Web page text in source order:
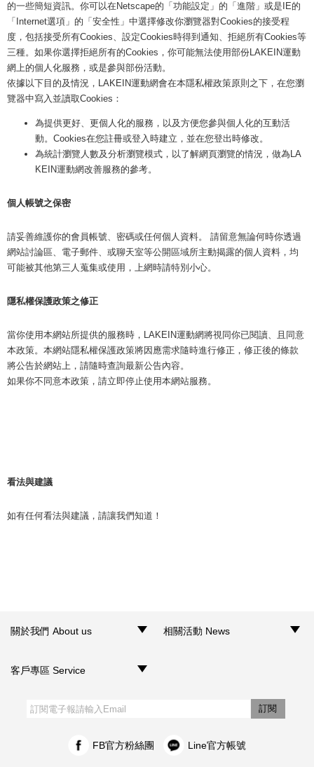
的一些簡短資訊。你可以在Netscape的「功能設定」的「進階」或是IE的
「Internet選項」的「安全性」中選擇修改你瀏覽器對Cookies的接受程
度，包括接受所有Cookies、設定Cookies時得到通知、拒絕所有Cookies等
三種。如果你選擇拒絕所有的Cookies，你可能無法使用部份LAKEIN運動
網上的個人化服務，或是參與部份活動。
依據以下目的及情況，LAKEIN運動網會在本隱私權政策原則之下，在您瀏
覽器中寫入並讀取Cookies：
為提供更好、更個人化的服務，以及方便您參與個人化的互動活
動。Cookies在您註冊或登入時建立，並在您登出時修改。
為統計瀏覽人數及分析瀏覽模式，以了解網頁瀏覽的情況，做為LA
KEIN運動網改善服務的參考。
個人帳號之保密
請妥善維護你的會員帳號、密碼或任何個人資料。 請留意無論何時你透過
網站討論區、電子郵件、或聊天室等公開區域所主動揭露的個人資料，均
可能被其他第三人蒐集或使用，上網時請特別小心。
隱私權保護政策之修正
當你使用本網站所提供的服務時，LAKEIN運動網將視同你已閱讀、且同意
本政策。本網站隱私權保護政策將因應需求隨時進行修正，修正後的條款
將公告於網站上，請隨時查詢最新公告內容。
如果你不同意本政策，請立即停止使用本網站服務。
看法與建議
如有任何看法與建議，請讓我們知道！
關於我們 About us 相關活動 News
客戶專區 Service
訂閱
FB官方粉絲團 Line官方帳號